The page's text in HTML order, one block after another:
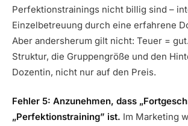
Perfektionstrainings nicht billig sind –
Einzelbetreuung durch eine erfahrene
Aber andersherum gilt nicht: Teuer =
Struktur, die Gruppengröße und den
Dozentin, nicht nur auf den Preis.
Fehler 5: Anzunehmen, dass
„Perfektionstraining” ist. Im Marketing